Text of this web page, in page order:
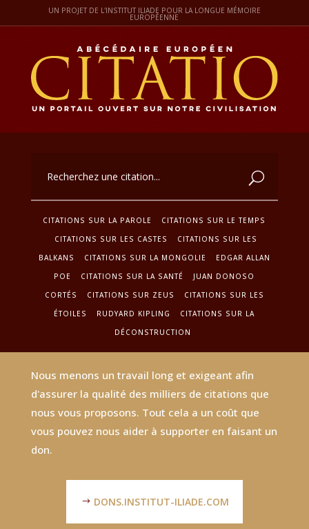
UN PROJET DE L'INSTITUT ILIADE POUR LA LONGUE MÉMOIRE
EUROPÉENNE
CITATIONS SUR LA PAROLE
CITATIONS SUR LE TEMPS
CITATIONS SUR LES CASTES
CITATIONS SUR LES
BALKANS
CITATIONS SUR LA MONGOLIE
EDGAR ALLAN
POE
CITATIONS SUR LA SANTÉ
JUAN DONOSO
CORTÉS
CITATIONS SUR ZEUS
CITATIONS SUR LES
ÉTOILES
RUDYARD KIPLING
CITATIONS SUR LA
DÉCONSTRUCTION
Nous menons un travail long et exigeant afin
d'assurer la qualité des milliers de citations que
nous vous proposons. Tout cela a un coût que
vous pouvez nous aider à supporter en faisant un
don.
DONS.INSTITUT-ILIADE.COM